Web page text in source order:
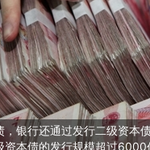
，银行还通过发行二级资本
资本债的发行规模超过6000